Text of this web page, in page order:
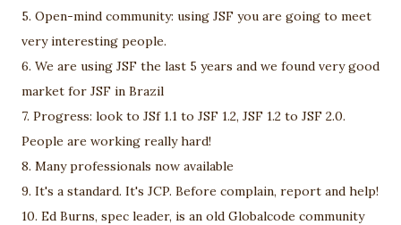
5. Open-mind community: using JSF you are going to meet
very interesting people.
6. We are using JSF the last 5 years and we found very good
market for JSF in Brazil
7. Progress: look to JSf 1.1 to JSF 1.2, JSF 1.2 to JSF 2.0.
People are working really hard!
8. Many professionals now available
9. It's a standard. It's JCP. Before complain, report and help!
10. Ed Burns, spec leader, is an old Globalcode community